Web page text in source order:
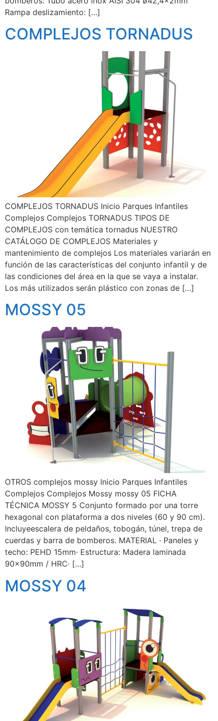
Rampa deslizamiento: […]
COMPLEJOS TORNADUS
COMPLEJOS TORNADUS Inicio Parques Infantiles
Complejos Complejos TORNADUS TIPOS DE
COMPLEJOS con temática tornadus NUESTRO
CATÁLOGO DE COMPLEJOS Materiales y
mantenimiento de complejos Los materiales variarán en
función de las características del conjunto infantil y de
las condiciones del área en la que se vaya a instalar.
Los más utilizados serán plástico con zonas de […]
MOSSY 05
OTROS complejos mossy Inicio Parques Infantiles
Complejos Complejos Mossy mossy 05 FICHA
TÉCNICA MOSSY 5 Conjunto formado por una torre
hexagonal con plataforma a dos niveles (60 y 90 cm).
Incluyeescalera de peldaños, tobogán, túnel, trepa de
cuerdas y barra de bomberos. MATERIAL · Paneles y
techo: PEHD 15mm· Estructura: Madera laminada
90x90mm / HRC· […]
MOSSY 04